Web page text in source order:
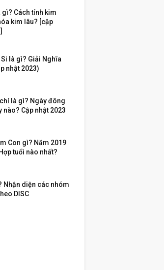
gì? Cách tính kim
kim lâu? [cập
là gì? Giải Nghĩa
nhật 2023)
là gì? Ngày đông
nào? Cập nhật 2023
Con gì? Năm 2019
tuổi nào nhất?
Nhận diện các nhóm
DISC